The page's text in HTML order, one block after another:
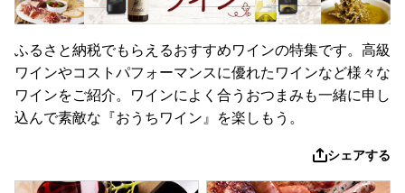
ふるさと納税でもらえるおすすめワインの特集です。高級
ワインやコストパフォーマンスに優れたワインなど様々な
ワインをご紹介。ワインによく合うおつまみも一緒に申し
込んで素敵な『おうちワイン』を楽しもう。
シェアする